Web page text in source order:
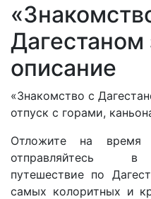
Дагестаном
описание
«Знакомство с
отпуск с горами,
Отложите на
отправляйтесь в
путешествие по
самых колоритных и